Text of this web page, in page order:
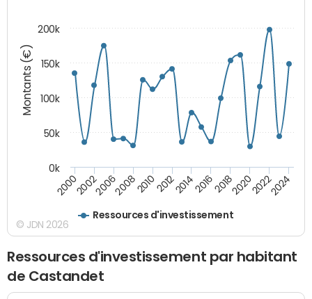
Montants (€)
Ressources d'investissement
200020022006200820102012201420162018202020222024
0k
50k
100k
150k
200k
© JDN 2026
Ressources d'investissement par habitant
de Castandet